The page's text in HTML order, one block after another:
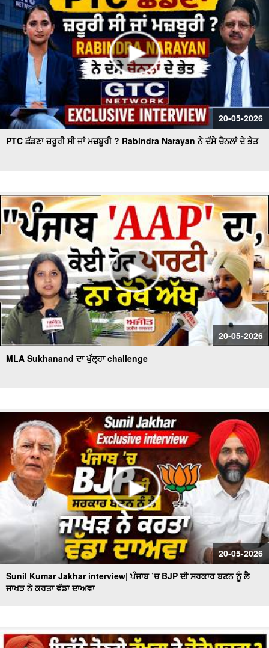
20-05-2026
PTC ਛੱਡਣਾ ਜ਼ਰੂਰੀ ਸੀ ਜਾਂ ਮਜ਼ਬੂਰੀ ? Rabindra Narayan ਨੇ ਦੱਸੇ ਚੈਨਲਾਂ ਦੇ ਭੇਤ
20-05-2026
MLA Sukhanand ਦਾ ਖੁੱਲ੍ਹਾ challenge
20-05-2026
Sunil Kumar Jakhar interview| ਪੰਜਾਬ ’ਚ BJP ਦੀ ਸਰਕਾਰ ਬਣਨ ਨੂੰ ਲੈ
ਜਾਖੜ ਨੇ ਕਰਤਾ ਵੱਡਾ ਦਾਅਵਾ